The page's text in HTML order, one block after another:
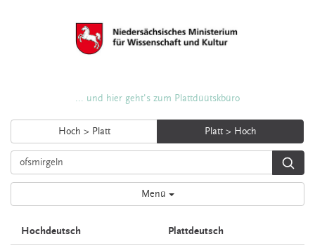
... und hier geht's zum Plattdüütskbüro
Hoch > Platt Platt > Hoch
Menü
Hochdeutsch Plattdeutsch